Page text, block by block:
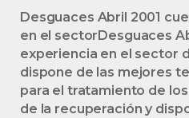
Desguaces Abril 2001
en el sectorDesguaces
experiencia en el sector
dispone de las mejores
para el tratamiento de
de la recuperación y